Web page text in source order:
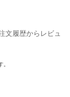
文履歴からレビュ